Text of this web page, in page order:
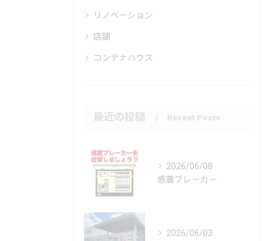
リノベーション
店舗
コンテナハウス
最近の投稿 Recent Posts
2026/06/08
感震ブレーカー
2026/06/03